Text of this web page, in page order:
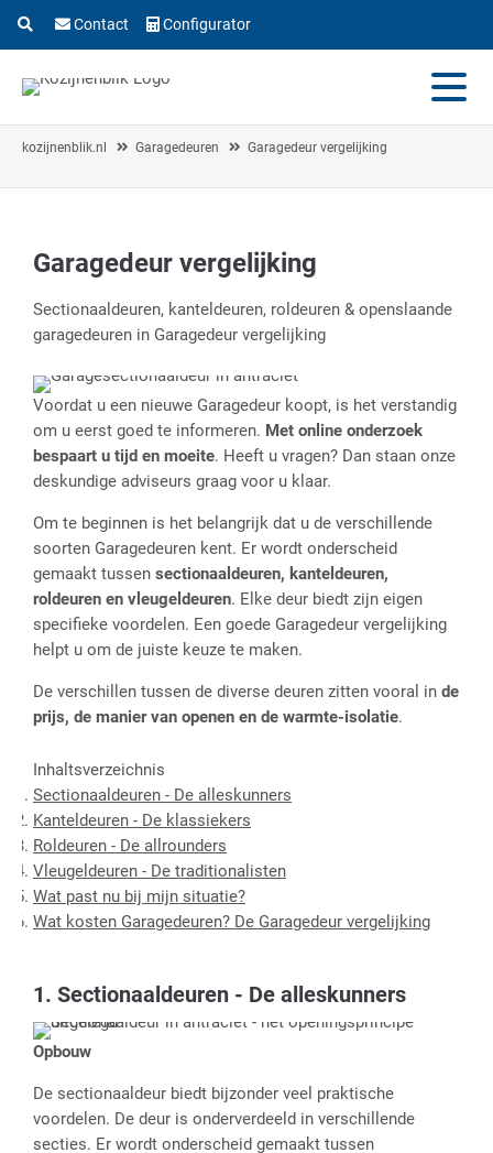
Contact Configurator
kozijnenblik.nl Garagedeuren Garagedeur vergelijking
Garagedeur vergelijking
Sectionaaldeuren, kanteldeuren, roldeuren & openslaande
garagedeuren in Garagedeur vergelijking
Voordat u een nieuwe Garagedeur koopt, is het verstandig
om u eerst goed te informeren. Met online onderzoek
bespaart u tijd en moeite. Heeft u vragen? Dan staan onze
deskundige adviseurs graag voor u klaar.
Om te beginnen is het belangrijk dat u de verschillende
soorten Garagedeuren kent. Er wordt onderscheid
gemaakt tussen sectionaaldeuren, kanteldeuren,
roldeuren en vleugeldeuren. Elke deur biedt zijn eigen
specifieke voordelen. Een goede Garagedeur vergelijking
helpt u om de juiste keuze te maken.
De verschillen tussen de diverse deuren zitten vooral in de
prijs, de manier van openen en de warmte-isolatie.
Inhaltsverzeichnis
Sectionaaldeuren - De alleskunners
Kanteldeuren - De klassiekers
Roldeuren - De allrounders
Vleugeldeuren - De traditionalisten
Wat past nu bij mijn situatie?
Wat kosten Garagedeuren? De Garagedeur vergelijking
1. Sectionaaldeuren - De alleskunners
Opbouw
De sectionaaldeur biedt bijzonder veel praktische
voordelen. De deur is onderverdeeld in verschillende
secties. Er wordt onderscheid gemaakt tussen